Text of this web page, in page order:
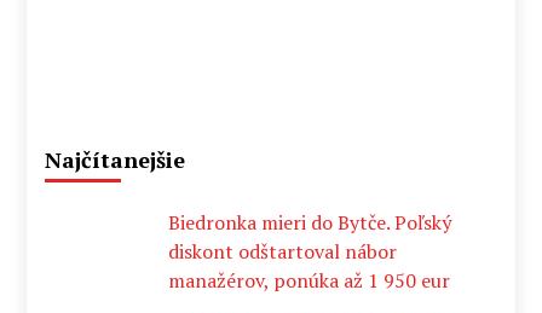
Najčítanejšie
Biedronka mieri do Bytče. Poľský
diskont odštartoval nábor
manažérov, ponúka až 1 950 eur